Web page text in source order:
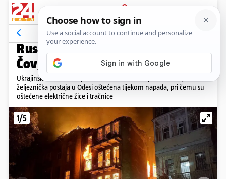
PRIJAVA
Galerija Komentari
MASOVNI POŽARI
Rusi dronovima napali Odesu:
Čovjek poginuo, 14 ozlijeđenih
Ukrajinske državne željeznice Ukrzaliznica izvijestile su da je
željeznička postaja u Odesi oštećena tijekom napada, pri čemu su
oštećene električne žice i tračnice
1/5